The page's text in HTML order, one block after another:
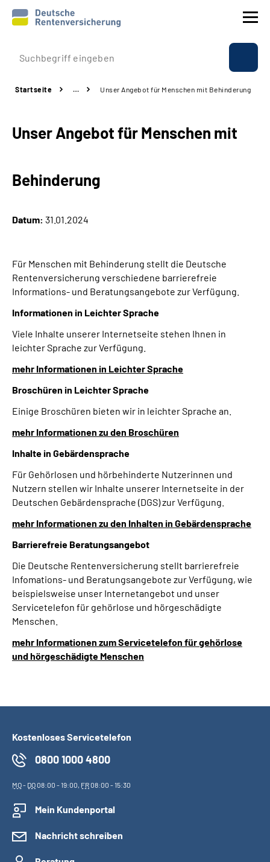
Prävention
Rente
Online-Services
Language
Inhalte in Gebärdensprache (DGS)
Leichte Sprache
Mein Kundenportal
Startseite … Unser Angebot für Menschen mit Behinderung
Unser Angebot für Menschen mit
Behinderung
Datum: 31.01.2024
Für Menschen mit Behinderung stellt die Deutsche
Rentenversicherung verschiedene barrierefreie
Informations- und Beratungsangebote zur Verfügung.
Informationen in Leichter Sprache
Viele Inhalte unserer Internetseite stehen Ihnen in
leichter Sprache zur Verfügung.
mehr Informationen in Leichter Sprache
Broschüren in Leichter Sprache
Einige Broschüren bieten wir in leichter Sprache an.
mehr Informationen zu den Broschüren
Inhalte in Gebärdensprache
Für Gehörlosen und hörbehinderte Nutzerinnen und
Nutzern stellen wir Inhalte unserer Internetseite in der
Deutschen Gebärdensprache (DGS) zur Verfügung.
mehr Informationen zu den Inhalten in Gebärdensprache
Barrierefreie Beratungsangebot
Die Deutsche Rentenversicherung stellt barrierefreie
Infomations- und Beratungsangebote zur Verfügung, wie
beispielsweise unser Internetangebot und unser
Servicetelefon für gehörlose und hörgeschädigte
Menschen.
mehr Informationen zum Servicetelefon für gehörlose
und hörgeschädigte Menschen
Kostenloses Servicetelefon
0800 1000 4800
MO- DO08:00 - 19:00, FR08:00 - 15:30
Mein Kundenportal
Nachricht schreiben